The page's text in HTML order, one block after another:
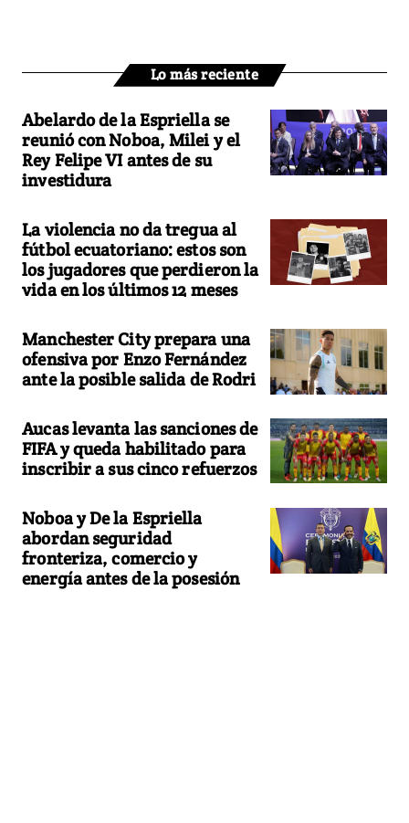
Lo más reciente
Abelardo de la Espriella se
reunió con Noboa, Milei y el
Rey Felipe VI antes de su
investidura
La violencia no da tregua al
fútbol ecuatoriano: estos son
los jugadores que perdieron la
vida en los últimos 12 meses
Manchester City prepara una
ofensiva por Enzo Fernández
ante la posible salida de Rodri
Aucas levanta las sanciones de
FIFA y queda habilitado para
inscribir a sus cinco refuerzos
Noboa y De la Espriella
abordan seguridad
fronteriza, comercio y
energía antes de la posesión